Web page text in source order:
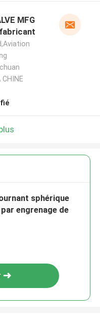
MFG
CHINE
sphérique
engrenage de